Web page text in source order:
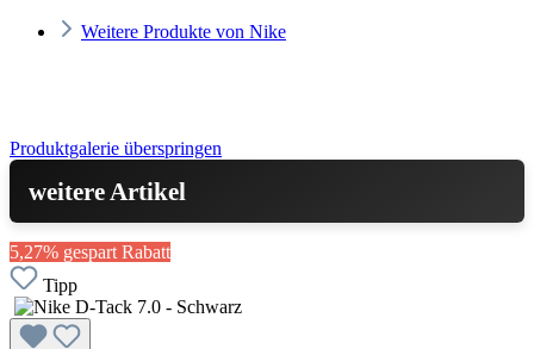
Weitere Produkte von Nike
Produktgalerie überspringen
weitere Artikel
5,27% gespart Rabatt
Tipp